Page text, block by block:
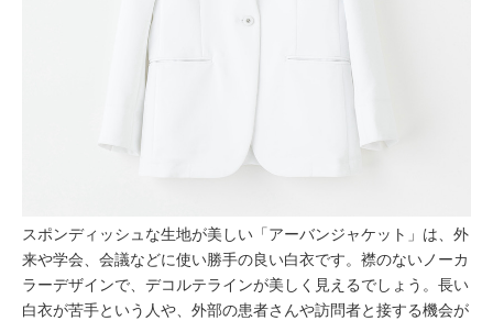
スポンディッシュな生地が美しい「アーバンジャケット」は、外
来や学会、会議などに使い勝手の良い白衣です。襟のないノーカ
ラーデザインで、デコルテラインが美しく見えるでしょう。長い
白衣が苦手という人や、外部の患者さんや訪問者と接する機会が